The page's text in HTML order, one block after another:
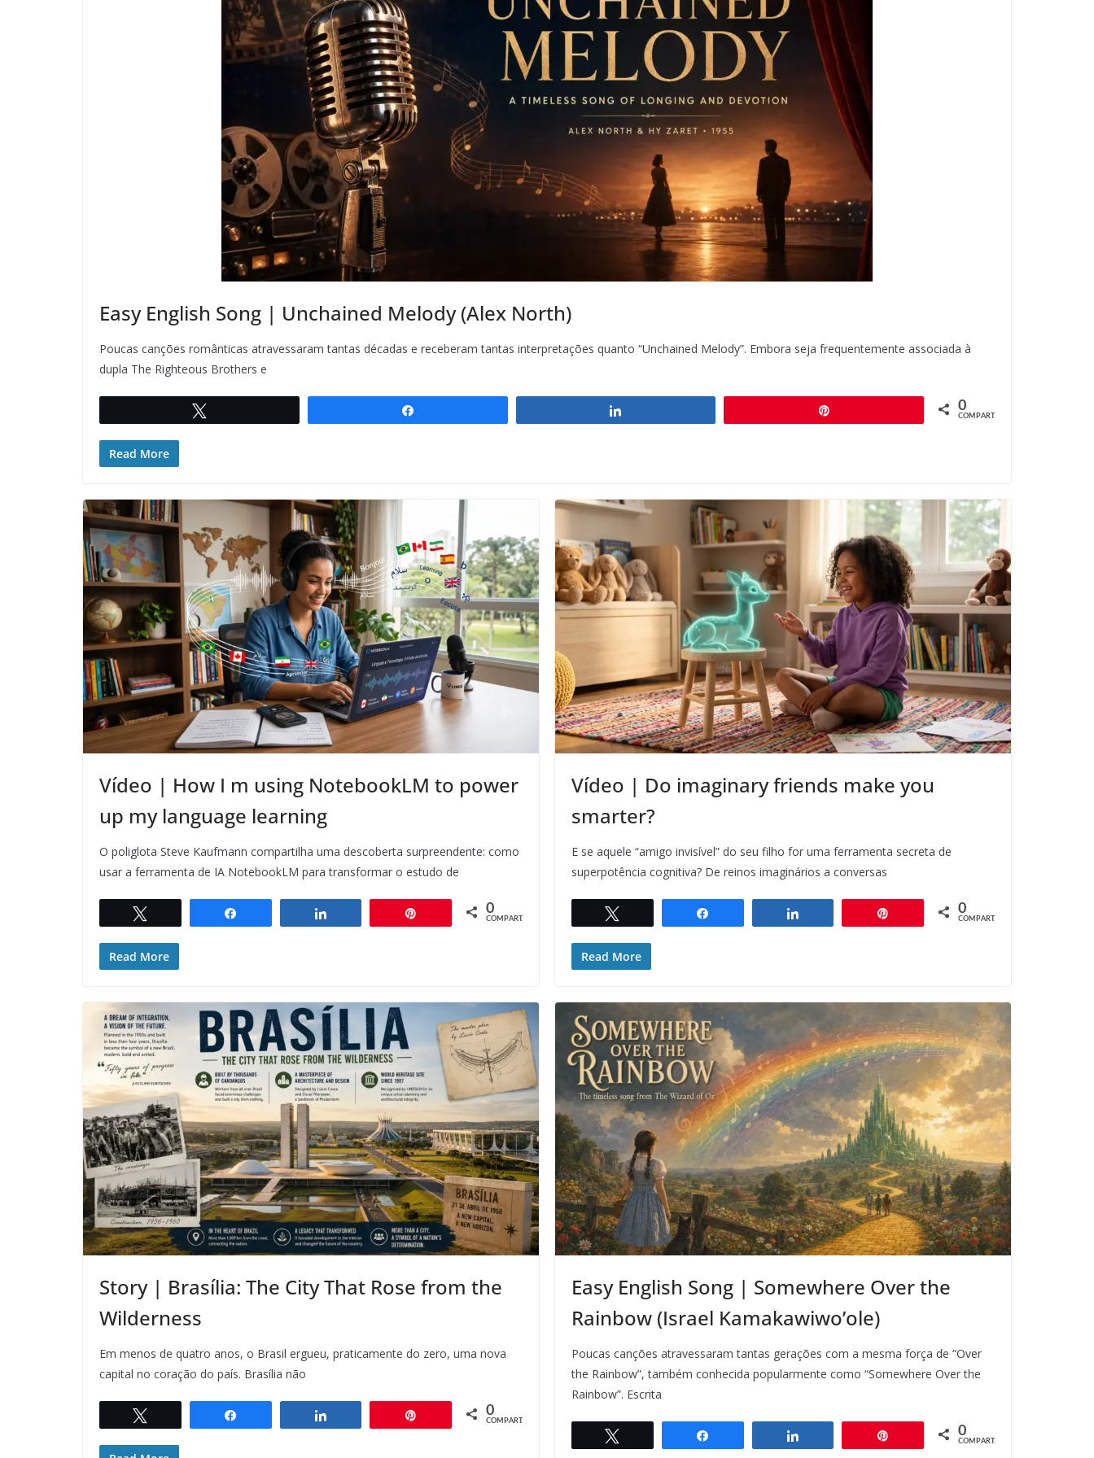
Easy English Song | Unchained Melody (Alex North)
Poucas canções românticas atravessaram tantas décadas e receberam tantas interpretações quanto “Unchained Melody”. Embora seja frequentemente associada à
dupla The Righteous Brothers e
0
COMPART.
Read More
Vídeo | How I m using NotebookLM to power
up my language learning
O poliglota Steve Kaufmann compartilha uma descoberta surpreendente: como
usar a ferramenta de IA NotebookLM para transformar o estudo de
0
COMPART.
Read More
Vídeo | Do imaginary friends make you
smarter?
E se aquele “amigo invisível” do seu filho for uma ferramenta secreta de
superpotência cognitiva? De reinos imaginários a conversas
0
COMPART.
Read More
Story | Brasília: The City That Rose from the
Wilderness
Em menos de quatro anos, o Brasil ergueu, praticamente do zero, uma nova
capital no coração do país. Brasília não
0
COMPART.
Easy English Song | Somewhere Over the
Rainbow (Israel Kamakawiwo’ole)
Poucas canções atravessaram tantas gerações com a mesma força de “Over
the Rainbow”, também conhecida popularmente como “Somewhere Over the
Rainbow”. Escrita
0
COMPART.